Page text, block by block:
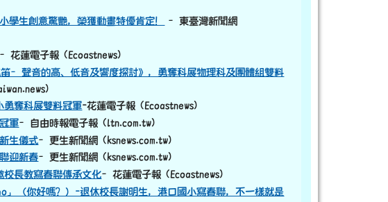
學生創意驚艷，榮獲動畫特優肯定！
–東臺灣新聞網
–花蓮電子報 (Ecoastnews)
–聲音的高、低音及響度探討》，勇奪科展物理科及團體組雙料
奪科展雙料冠軍-花蓮電子報 (Ecoastnews)
軍–自由時報電子報 (ltn.com.tw)
生儀式–更生新聞網 (ksnews.com.tw)
迎新春–更生新聞網 (ksnews.com.tw)
長教寫春聯傳承文化–花蓮電子報 (Ecoastnews)
」（你好嗎？）-退休校長謝明生，港口國小寫春聯，不一樣就是